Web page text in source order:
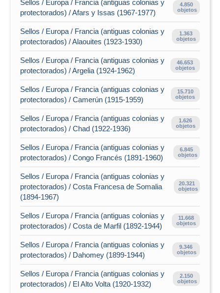
Sellos / Europa / Francia (antiguas colonias y
protectorados) / Afars y Issas (1967-1977)
4.850
objetos
Sellos / Europa / Francia (antiguas colonias y
protectorados) / Alaouites (1923-1930)
1.363
objetos
Sellos / Europa / Francia (antiguas colonias y
protectorados) / Argelia (1924-1962)
46.653
objetos
Sellos / Europa / Francia (antiguas colonias y
protectorados) / Camerún (1915-1959)
15.710
objetos
Sellos / Europa / Francia (antiguas colonias y
protectorados) / Chad (1922-1936)
1.626
objetos
Sellos / Europa / Francia (antiguas colonias y
protectorados) / Congo Francés (1891-1960)
6.845
objetos
Sellos / Europa / Francia (antiguas colonias y
protectorados) / Costa Francesa de Somalia
(1894-1967)
20.321
objetos
Sellos / Europa / Francia (antiguas colonias y
protectorados) / Costa de Marfil (1892-1944)
11.668
objetos
Sellos / Europa / Francia (antiguas colonias y
protectorados) / Dahomey (1899-1944)
9.346
objetos
Sellos / Europa / Francia (antiguas colonias y
protectorados) / El Alto Volta (1920-1932)
2.150
objetos